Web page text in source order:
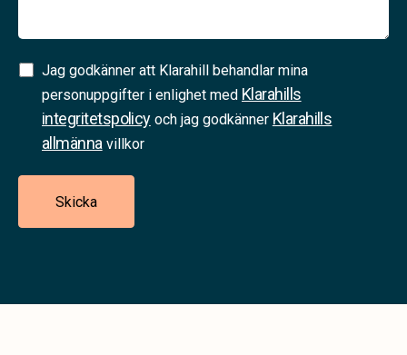
Samtycke
(Required)
Jag godkänner att Klarahill behandlar mina
personuppgifter i enlighet med Klarahills
integritetspolicyoch jag godkänner Klarahills
allmänna villkor
Skicka